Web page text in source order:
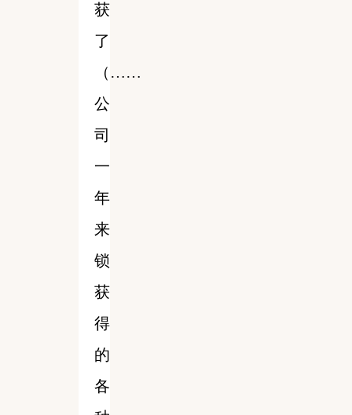
获
了
（……
公
司
一
年
来
锁
获
得
的
各